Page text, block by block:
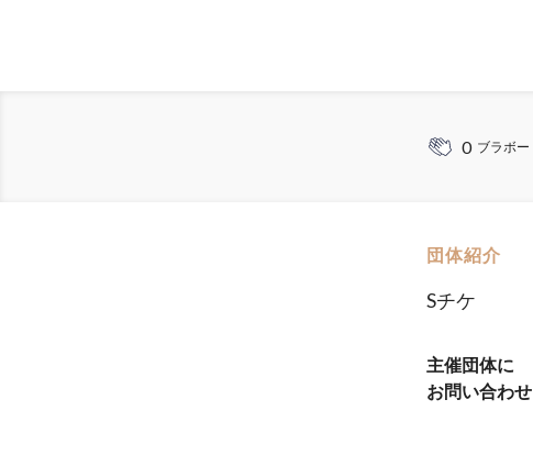
0 ブラボー
団体紹介
Sチケ
主催団体に
お問い合わせ